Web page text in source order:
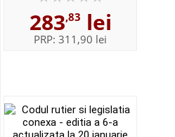
Edition - Format,
Paperbac...
283,83 lei
PRP: 311,90 lei